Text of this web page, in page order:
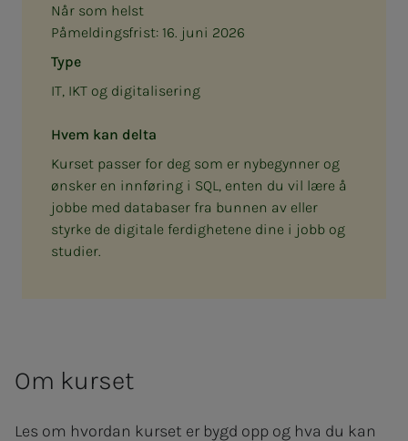
Når som helst
Påmeldingsfrist: 16. juni 2026
Type
IT, IKT og digitalisering
Hvem kan delta
Kurset passer for deg som er nybegynner og
ønsker en innføring i SQL, enten du vil lære å
jobbe med databaser fra bunnen av eller
styrke de digitale ferdighetene dine i jobb og
studier.
Om kurset
Les om hvordan kurset er bygd opp og hva du kan